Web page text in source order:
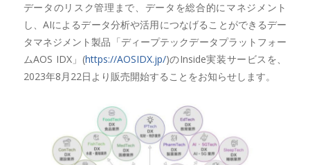
データのリスク管理まで、データを総合的にマネジメント
し、AIによるデータ分析や活用につなげることができるデー
タマネジメント製品「ディープテックデータプラットフォー
ムAOS IDX」(https://AOSIDX.jp/)のInside実装サービスを、
2023年8月22日より販売開始することをお知らせします。